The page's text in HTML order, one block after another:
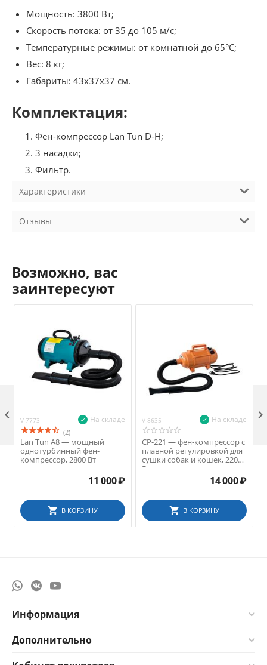
Мощность: 3800 Вт;
Скорость потока: от 35 до 105 м/с;
Температурные режимы: от комнатной до 65°С;
Вес: 8 кг;
Габариты: 43х37х37 см.
Комплектация:
Фен-компрессор Lan Tun D-H;
3 насадки;
Фильтр.
Характеристики
Отзывы
Возможно, вас
заинтересуют
V-7773 На складе
(2)
Lan Tun A8 — мощный
однотурбинный фен-
компрессор, 2800 Вт
11 000₽
В КОРЗИНУ
V-8635 На складе
СР-221 — фен-компрессор с
плавной регулировкой для
сушки собак и кошек, 2200
Вт
14 000₽
В КОРЗИНУ
 
Информация
Дополнительно